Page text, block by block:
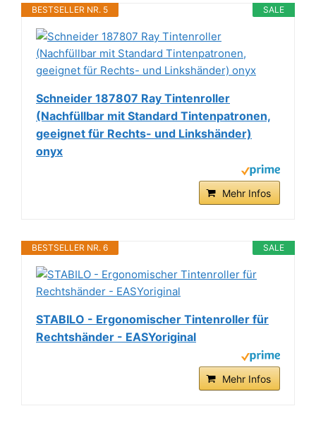
SALE
BESTSELLER NR. 5
Schneider 187807 Ray Tintenroller
(Nachfüllbar mit Standard Tintenpatronen,
geeignet für Rechts- und Linkshänder)
onyx
Mehr Infos
SALE
BESTSELLER NR. 6
STABILO - Ergonomischer Tintenroller für
Rechtshänder - EASYoriginal
Mehr Infos